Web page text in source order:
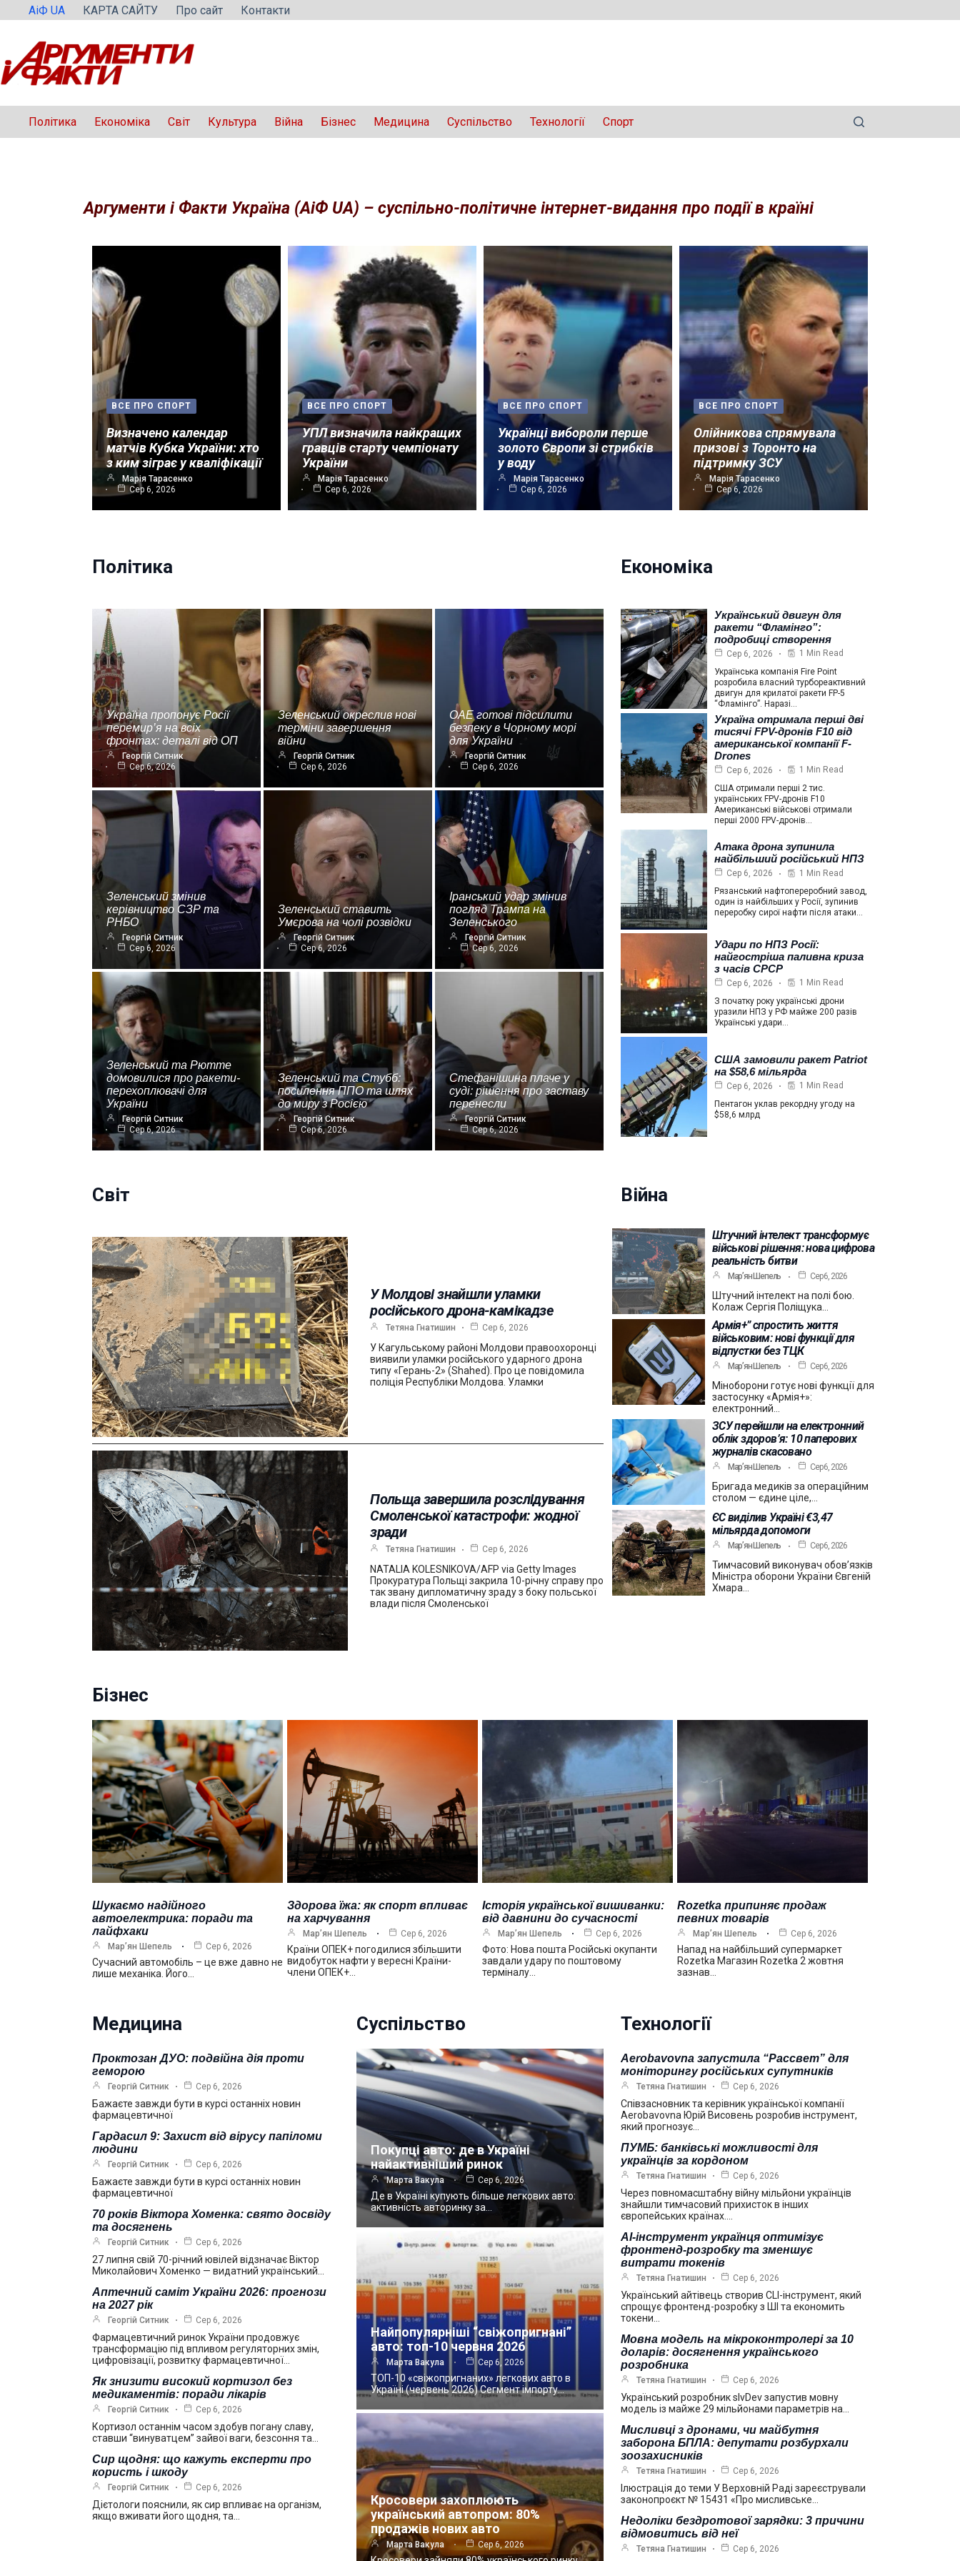
Перейти
вмісту
АіФ UA КАРТА САЙТУ Про сайт Контакти
Політика Економіка Світ Культура Війна Бізнес Медицина Суспільство Технології Спорт
Аргументи і Факти Україна (АіФ UA) – суспільно-політичне інтернет-видання про події в країні
ВСЕ ПРО СПОРТ
Визначено календар
матчів Кубка України: хто
з ким зіграє у кваліфікації
Марія Тарасенко
Сер 6, 2026
ВСЕ ПРО СПОРТ
УПЛ визначила найкращих
гравців старту чемпіонату
України
Марія Тарасенко
Сер 6, 2026
ВСЕ ПРО СПОРТ
Українці вибороли перше
золото Європи зі стрибків
у воду
Марія Тарасенко
Сер 6, 2026
ВСЕ ПРО СПОРТ
Олійникова спрямувала
призові з Торонто на
підтримку ЗСУ
Марія Тарасенко
Сер 6, 2026
Політика Економіка
Україна пропонує Росії
перемир’я на всіх
фронтах: деталі від ОП
Георгій Ситник
Сер 6, 2026
Зеленський окреслив нові
терміни завершення
війни
Георгій Ситник
Сер 6, 2026
ОАЕ готові підсилити
безпеку в Чорному морі
для України
Георгій Ситник
Сер 6, 2026
Зеленський змінив
керівництво СЗР та
РНБО
Георгій Ситник
Сер 6, 2026
Зеленський ставить
Умєрова на чолі розвідки
Георгій Ситник
Сер 6, 2026
Іранський удар змінив
погляд Трампа на
Зеленського
Георгій Ситник
Сер 6, 2026
Зеленський та Рютте
домовилися про ракети-
перехоплювачі для
України
Георгій Ситник
Сер 6, 2026
Зеленський та Стубб:
посилення ППО та шлях
до миру з Росією
Георгій Ситник
Сер 6, 2026
Стефанішина плаче у
суді: рішення про заставу
перенесли
Георгій Ситник
Сер 6, 2026
Український двигун для
ракети “Фламінго”:
подробиці створення
Сер 6, 2026
1 Min Read
Українська компанія Fire Point
розробила власний турбореактивний
двигун для крилатої ракети FP-5
“Фламінго”. Наразі…
Україна отримала перші дві
тисячі FPV-дронів F10 від
американської компанії F-
Drones
Сер 6, 2026
1 Min Read
США отримали перші 2 тис.
українських FPV-дронів F10
Американські військові отримали
перші 2000 FPV-дронів…
Атака дрона зупинила
найбільший російський НПЗ
Сер 6, 2026
1 Min Read
Рязанський нафтопереробний завод,
один із найбільших у Росії, зупинив
переробку сирої нафти після атаки…
Удари по НПЗ Росії:
найгостріша паливна криза
з часів СРСР
Сер 6, 2026
1 Min Read
З початку року українські дрони
уразили НПЗ у РФ майже 200 разів
Українські удари…
США замовили ракет Patriot
на $58,6 мільярда
Сер 6, 2026
1 Min Read
Пентагон уклав рекордну угоду на
$58,6 млрд
Світ Війна
У Молдові знайшли уламки
російського дрона-камікадзе
Тетяна Гнатишин Сер 6, 2026
У Кагульському районі Молдови правоохоронці
виявили уламки російського ударного дрона
типу «Герань-2» (Shahed). Про це повідомила
поліція Республіки Молдова. Уламки
Польща завершила розслідування
Смоленської катастрофи: жодної
зради
Тетяна Гнатишин Сер 6, 2026
NATALIA KOLESNIKOVA/AFP via Getty Images
Прокуратура Польщі закрила 10-річну справу про
так звану дипломатичну зраду з боку польської
влади після Смоленської
Штучний інтелект трансформує
військові рішення: нова цифрова
реальність битви
Мар’ян Шепель Сер 6, 2026
Штучний інтелект на полі бою.
Колаж Сергія Поліщука…
Армія+” спростить життя
військовим: нові функції для
відпустки без ТЦК
Мар’ян Шепель Сер 6, 2026
Міноборони готує нові функції для
застосунку «Армія+»:
електронний…
ЗСУ перейшли на електронний
облік здоров’я: 10 паперових
журналів скасовано
Мар’ян Шепель Сер 6, 2026
Бригада медиків за операційним
столом — єдине ціле,…
ЄС виділив Україні €3,47
мільярда допомоги
Мар’ян Шепель Сер 6, 2026
Тимчасовий виконувач обов’язків
Міністра оборони України Євгеній
Хмара…
Бізнес
Шукаємо надійного
автоелектрика: поради та
лайфхаки
Мар’ян Шепель Сер 6, 2026
Сучасний автомобіль – це вже давно не
лише механіка. Його…
Здорова їжа: як спорт впливає
на харчування
Мар’ян Шепель Сер 6, 2026
Країни ОПЕК+ погодилися збільшити
видобуток нафти у вересні Країни-
члени ОПЕК+…
Історія української вишиванки:
від давнини до сучасності
Мар’ян Шепель Сер 6, 2026
Фото: Нова пошта Російські окупанти
завдали удару по поштовому
терміналу…
Rozetka припиняє продаж
певних товарів
Мар’ян Шепель Сер 6, 2026
Напад на найбільший супермаркет
Rozetka Магазин Rozetka 2 жовтня
зазнав…
Медицина
Проктозан ДУО: подвійна дія проти
геморою
Георгій Ситник Сер 6, 2026
Бажаєте завжди бути в курсі останніх новин
фармацевтичної
Гардасил 9: Захист від вірусу папіломи
людини
Георгій Ситник Сер 6, 2026
Бажаєте завжди бути в курсі останніх новин
фармацевтичної
70 років Віктора Хоменка: свято досвіду
та досягнень
Георгій Ситник Сер 6, 2026
27 липня свій 70-річний ювілей відзначає Віктор
Миколайович Хоменко — видатний український…
Аптечний саміт України 2026: прогнози
на 2027 рік
Георгій Ситник Сер 6, 2026
Фармацевтичний ринок України продовжує
трансформацію під впливом регуляторних змін,
цифровізації, розвитку фармацевтичної…
Як знизити високий кортизол без
медикаментів: поради лікарів
Георгій Ситник Сер 6, 2026
Кортизол останнім часом здобув погану славу,
ставши “винуватцем” зайвої ваги, безсоння та…
Сир щодня: що кажуть експерти про
користь і шкоду
Георгій Ситник Сер 6, 2026
Дієтологи пояснили, як сир впливає на організм,
якщо вживати його щодня, та…
Суспільство
Покупці авто: де в Україні
найактивніший ринок
Марта Вакула Сер 6, 2026
Де в Україні купують більше легкових авто:
активність авторинку за…
Найпопулярніші “свіжопригнані”
авто: топ-10 червня 2026
Марта Вакула Сер 6, 2026
ТОП-10 «свіжопригнаних» легкових авто в
Україні (червень 2026) Сегмент імпорту…
Кросовери захоплюють
український автопром: 80%
продажів нових авто
Марта Вакула Сер 6, 2026
Технології
Aerobavovna запустила “Рассвет” для
моніторингу російських супутників
Тетяна Гнатишин Сер 6, 2026
Співзасновник та керівник української компанії
Aerobavovna Юрій Висовень розробив інструмент,
який прогнозує…
ПУМБ: банківські можливості для
українців за кордоном
Тетяна Гнатишин Сер 6, 2026
Через повномасштабну війну мільйони українців
знайшли тимчасовий прихисток в інших
європейських країнах.…
AI-інструмент українця оптимізує
фронтенд-розробку та зменшує
витрати токенів
Тетяна Гнатишин Сер 6, 2026
Український айтівець створив CLI-інструмент, який
спрощує фронтенд-розробку з ШІ та економить
токени…
Мовна модель на мікроконтролері за 10
доларів: досягнення українського
розробника
Тетяна Гнатишин Сер 6, 2026
Український розробник slvDev запустив мовну
модель із майже 29 мільйонами параметрів на…
Мисливці з дронами, чи майбутня
заборона БПЛА: депутати розбурхали
зоозахисників
Тетяна Гнатишин Сер 6, 2026
Ілюстрація до теми У Верховній Раді зареєстрували
законопроєкт № 15431 «Про мисливське…
Недоліки бездротової зарядки: 3 причини
відмовитись від неї
Тетяна Гнатишин Сер 6, 2026